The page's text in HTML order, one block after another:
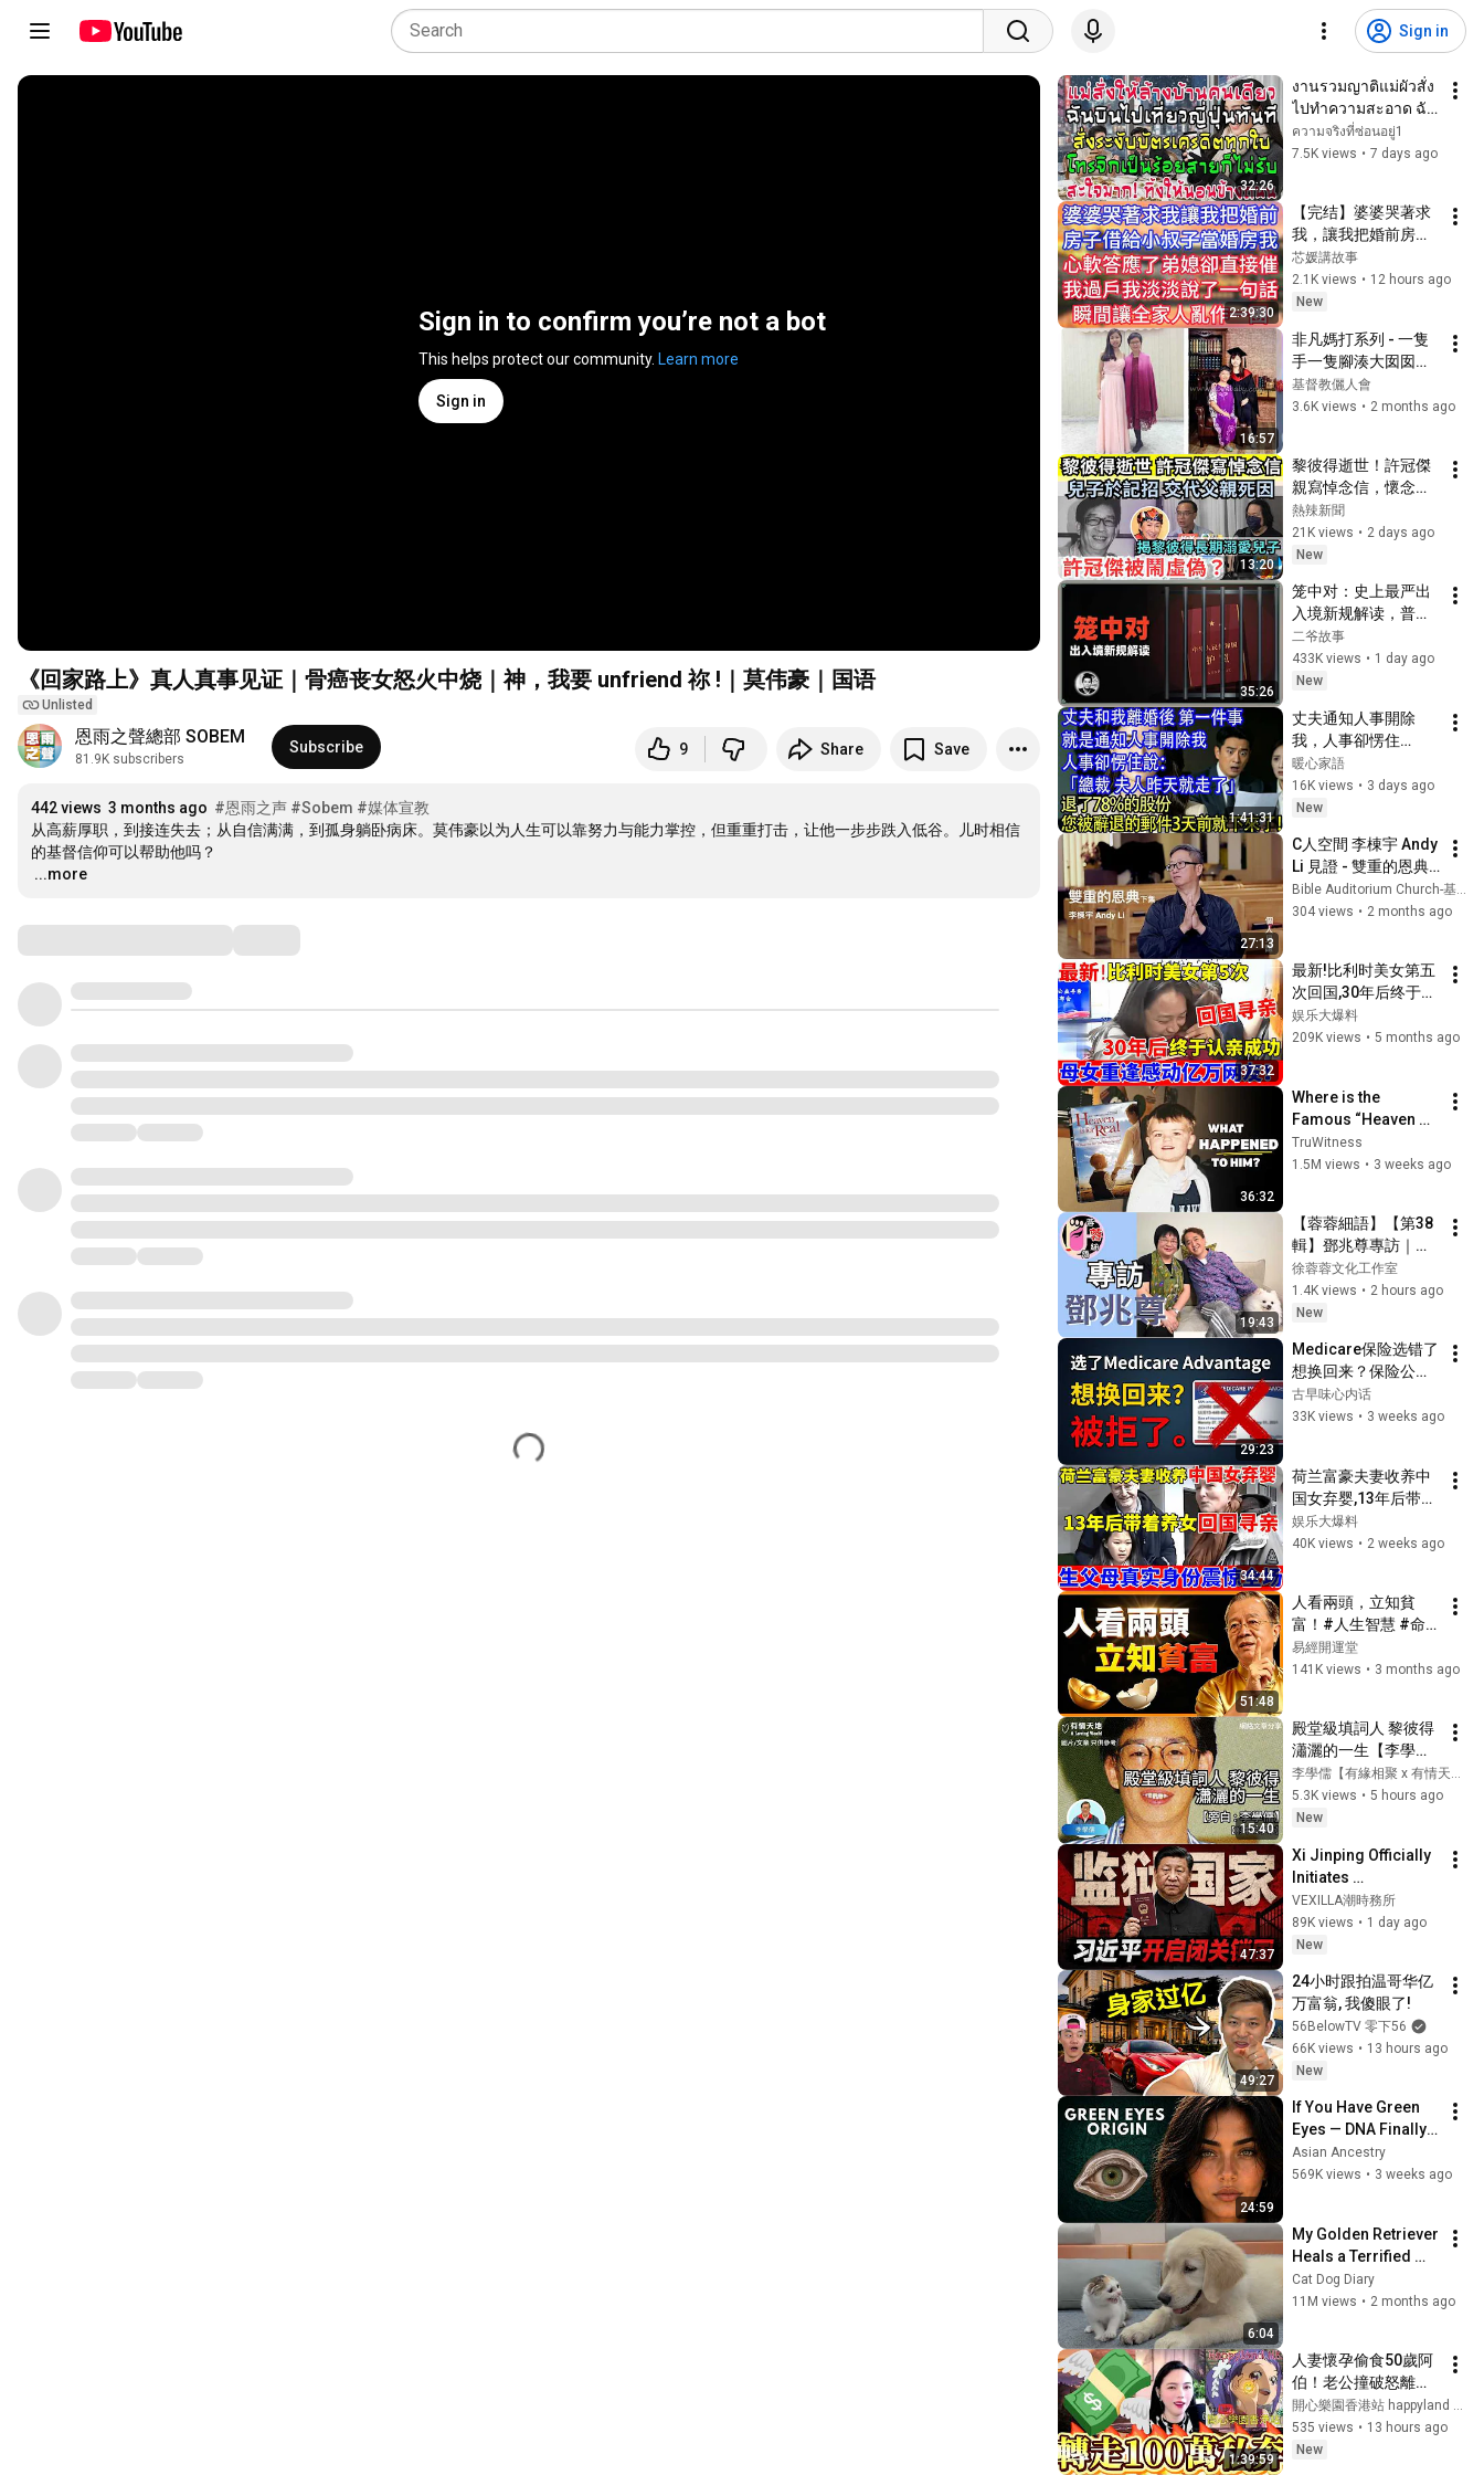
Sign in
Sign in to confirm you’re not a bot
This helps protect our community. Learn more
Sign in
《回家路上》真人真事见证｜骨癌丧女怒火中烧｜神，我要 unfriend 祢 !｜莫伟豪｜国语
Unlisted
恩雨之聲總部 SOBEM
81.9K subscribers
Subscribe 9 Share Save
442 views 3 months ago #恩雨之声 #Sobem #媒体宣教
从高薪厚职，到接连失去；从自信满满，到孤身躺卧病床。莫伟豪以为人生可以靠努力与能力掌控，但重重打击，让他一步步跌入低谷。儿时相信
…
...more
32:26
งานรวมญาติแม่ผัวสั่ง
ไปทำความสะอาด ฉัน
บินไป ญี่ปุ่นพร้อม
ระงับบัตรทุกใบ มือถือ
ความจริงที่ซ่อนอยู่1
7.5K views • 7 days ago
2:39:30
【完结】婆婆哭著求
我，讓我把婚前房子
借給小叔子當婚房，
我心軟答應了，弟媳
卻直接催我過戶，我
間讓全家人亂作一團
芯媛講故事
2.1K views • 12 hours ago
New
16:57
非凡媽打系列 - 一隻
手一隻腳湊大囡囡成
長的媽咪
基督教儷人會
3.6K views • 2 months ago
13:20
黎彼得逝世！許冠傑
親寫悼念信，懷念昔
日拍檔｜許冠傑被鬧
虛偽？｜兒子於記招
交代父親死因｜否認
｜揭黎彼得長期溺愛
兒子！｜熱辣新聞
《娛樂新聞》
熱辣新聞
21K views • 2 days ago
New
35:26
笼中对：史上最严出
入境新规解读，普通
人还有出国的机会
吗？
二爷故事
433K views • 1 day ago
New
1:41:31
丈夫通知人事開除
我，人事卻愣住
說：“總裁，夫人知道
您包養小情人後，早
退了78%的股份，您
下來了！“
暖心家語
16K views • 3 days ago
New
27:13
C人空間 李棟宇 Andy
Li 見證 - 雙重的恩典
第三節(完)
Bible Auditorium Church-基督復臨安息日會聖經講座
304 views • 2 months ago
37:32
最新!比利时美女第五
次回国,30年后终于认
亲成功!母女相拥感动
亿万网友【人间真情
娱乐大爆料
209K views • 5 months ago
36:32
Where is the
Famous “Heaven
Kid” 23 Years Later?
TruWitness
1.5M views • 3 weeks ago
19:43
【蓉蓉細語】【第38
輯】鄧兆尊專訪｜憶
爸爸臨終教誨：守住
鄧家 兄弟姊妹和睦相
處
徐蓉蓉文化工作室
1.4K views • 2 hours ago
New
29:23
Medicare保险选错了
想换回来？保险公司
可以直接拒绝你——华
人退休者必看
古早味心内话
33K views • 3 weeks ago
34:44
荷兰富豪夫妻收养中
国女弃婴,13年后带着
养女后回国寻亲,生父
母真实身份震惊全场
娱乐大爆料
40K views • 2 weeks ago
51:48
人看兩頭，立知貧
富！#人生智慧 #命
理 #哲學 #曾仕強 #
易經 #正能量
易經開運堂
141K views • 3 months ago
15:40
殿堂級填詞人 黎彼得
瀟灑的一生【李學儒
旁白】 | 網絡文章 | A
Loving World | 有緣
相聚 | 有情天地 | 電台
李學儒【有緣相聚 x 有情天地】A Loving World
5.3K views • 5 hours ago
New
47:37
Xi Jinping Officially
Initiates
Isolationism: A
Comprehensive
Look at China’s New
VEXILLA潮時務所
89K views • 1 day ago
New
49:27
24小时跟拍温哥华亿
万富翁, 我傻眼了!
56BelowTV 零下56
66K views • 13 hours ago
New
24:59
If You Have Green
Eyes — DNA Finally
Revealed Where
They Really Come
Asian Ancestry
569K views • 3 weeks ago
6:04
My Golden Retriever
Heals a Terrified
Rescue Kitten in
Just 3 Meetings!
Cat Dog Diary
11M views • 2 months ago
1:39:59
人妻懷孕偷食50歲阿
伯！老公撞破怒離婚
⚡驚爆：BB經手人係
前男友？！ #轉走
100萬私奔 #師姐同
開心樂園香港站 happyland HK
535 views • 13 hours ago
New